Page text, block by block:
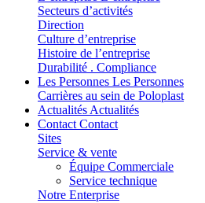
Secteurs d’activités
Direction
Culture d’entreprise
Histoire de l’entreprise
Durabilité . Compliance
Les Personnes Les Personnes
Carrières au sein de Poloplast
Actualités Actualités
Contact Contact
Sites
Service & vente
Équipe Commerciale
Service technique
Notre Enterprise